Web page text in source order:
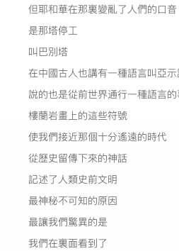
但耶和華在那裏變亂了人們的口音
是那塔停工
叫巴別塔
在中國古人也講有一種語言叫亞
說的也是從前世界通行一種語言的
樓蘭岩畫上的這些符號
使我們接近那個十分遙遠的時代
從歷史留傳下來的神話
記述了人類史前文明
最神秘不可知的原因
最讓我們驚異的是
我們在裏面看到了